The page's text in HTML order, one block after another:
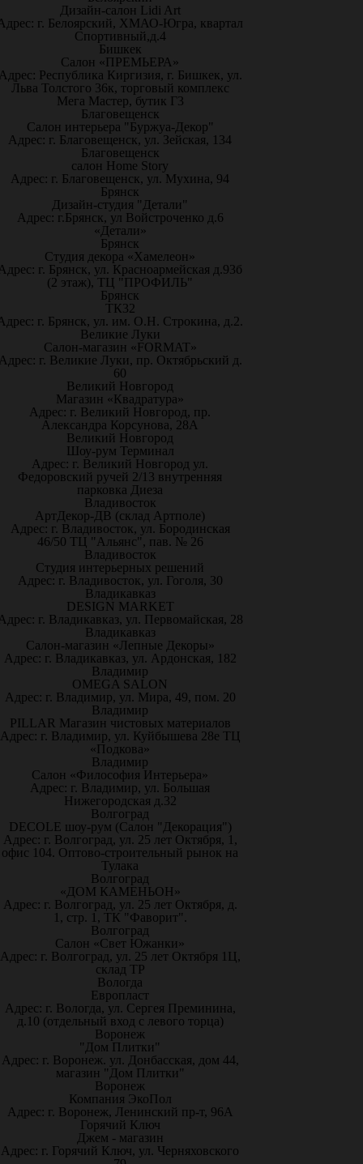
Дизайн-салон Lidi Art
г. Белоярский, ХМАО-Югра, квартал
Спортивный,д.4
Бишкек
Салон «ПРЕМЬЕРА»
Республика Киргизия, г. Бишкек, ул.
Льва Толстого 36к, торговый комплекс
Мега Мастер, бутик Г3
Благовещенск
Салон интерьера "Буржуа-Декор"
Адрес: г. Благовещенск, ул. Зейская, 134
Благовещенск
салон Home Story
Адрес: г. Благовещенск, ул. Мухина, 94
Брянск
Дизайн-студия "Детали"
Адрес: г.Брянск, ул Войстроченко д.6
«Детали»
Брянск
Студия декора «Хамелеон»
г. Брянск, ул. Красноармейская д.93б
(2 этаж), ТЦ "ПРОФИЛЬ"
Брянск
ТК32
г. Брянск, ул. им. О.Н. Строкина, д.2.
Великие Луки
Салон-магазин «FORMAT»
г. Великие Луки, пр. Октябрьский д.
60
Великий Новгород
Магазин «Квадратура»
Адрес: г. Великий Новгород, пр.
Александра Корсунова, 28А
Великий Новгород
Шоу-рум Терминал
Адрес: г. Великий Новгород ул.
Федоровский ручей 2/13 внутренняя
парковка Диеза
Владивосток
АртДекор-ДВ (склад Артполе)
Адрес: г. Владивосток, ул. Бородинская
46/50 ТЦ "Альянс", пав. № 26
Владивосток
Студия интерьерных решений
Адрес: г. Владивосток, ул. Гоголя, 30
Владикавказ
DESIGN MARKET
г. Владикавказ, ул. Первомайская, 28
Владикавказ
Салон-магазин «Лепные Декоры»
Адрес: г. Владикавказ, ул. Ардонская, 182
Владимир
OMEGA SALON
Адрес: г. Владимир, ул. Мира, 49, пом. 20
Владимир
PILLAR Магазин чистовых материалов
Адрес: г. Владимир, ул. Куйбышева 28е ТЦ
«Подкова»
Владимир
Салон «Философия Интерьера»
Адрес: г. Владимир, ул. Большая
Нижегородская д.32
Волгоград
DECOLE шоу-рум (Салон "Декорация")
Адрес: г. Волгоград, ул. 25 лет Октября, 1,
офис 104. Оптово-строительный рынок на
Тулака
Волгоград
«ДОМ КАМЕНЬОН»
Адрес: г. Волгоград, ул. 25 лет Октября, д.
1, стр. 1, ТК "Фаворит".
Волгоград
Салон «Свет Южанки»
Адрес: г. Волгоград, ул. 25 лет Октября 1Ц,
склад ТР
Вологда
Европласт
Адрес: г. Вологда, ул. Сергея Преминина,
д.10 (отдельный вход с левого торца)
Воронеж
"Дом Плитки"
Адрес: г. Воронеж. ул. Донбасская, дом 44,
магазин "Дом Плитки"
Воронеж
Компания ЭкоПол
Адрес: г. Воронеж, Ленинский пр-т, 96А
Горячий Ключ
Джем - магазин
Адрес: г. Горячий Ключ, ул. Черняховского